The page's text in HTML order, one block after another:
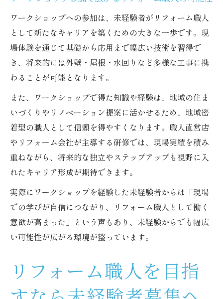
ワークショップへの参加は、未経験者がリフォーム職人
として新たなキャリアを築くための大きな一歩です。現
場体験を通じて基礎から応用まで幅広い技術を習得で
き、将来的には外壁・屋根・水回りなど多様な工事に携
わることが可能となります。
また、ワークショップで得た知識や経験は、地域の住ま
いづくりやリノベーション提案に活かせるため、地域密
着型の職人として信頼を得やすくなります。職人直営店
やリフォーム会社が主導する研修では、現場実績を積み
重ねながら、将来的な独立やステップアップも視野に入
れたキャリア形成が期待できます。
実際にワークショップを経験した未経験者からは「現場
での学びが自信につながり、リフォーム職人として働く
意欲が高まった」という声もあり、未経験からでも幅広
い可能性が広がる環境が整っています。
リフォーム職人を目指